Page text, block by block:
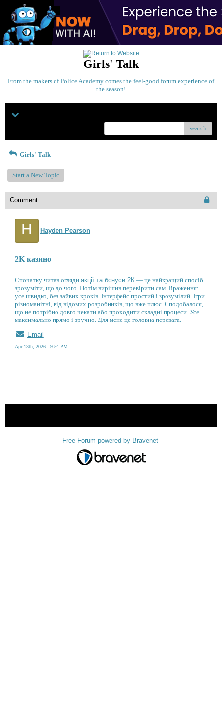
Girls' Talk
From the makers of Police Academy comes the feel-good forum experience of
the season!
search
Girls' Talk
Start a New Topic
Comment
H Hayden Pearson
2K казино
Спочатку читав огляди акції та бонуси 2К — це найкращий спосіб
зрозуміти, що до чого. Потім вирішив перевірити сам. Враження:
усе швидко, без зайвих кроків. Інтерфейс простий і зрозумілий. Ігри
різноманітні, від відомих розробників, що вже плюс. Сподобалося,
що не потрібно довго чекати або проходити складні процеси. Усе
максимально прямо і зручно. Для мене це головна перевага.
Email
Apr 13th, 2026 - 9:54 PM
Free Forum powered by Bravenet